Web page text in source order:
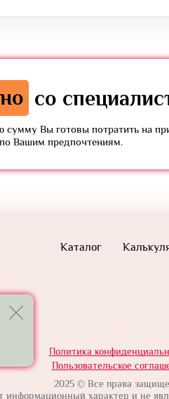
со
Вы готовы потратить на
Вашим предпочтениям.
Каталог
Политика
Пользовательское
2025 © Все права
информационный характер и не